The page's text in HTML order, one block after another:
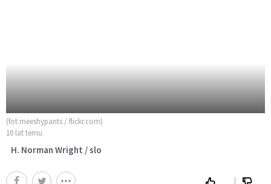
(fot.meeshypants / flickr.com)
10 lat temu
H. Norman Wright / slo